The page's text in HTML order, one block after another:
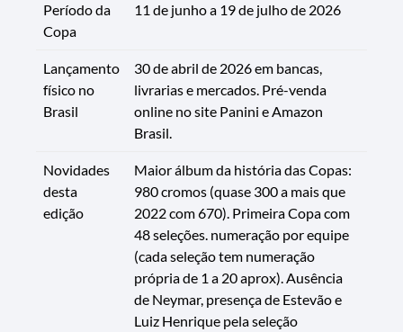
Período da
Copa
11 de junho a 19 de julho de 2026
Lançamento
físico no
Brasil
30 de abril de 2026 em bancas,
livrarias e mercados. Pré-venda
online no site Panini e Amazon
Brasil.
Novidades
desta
edição
Maior álbum da história das Copas:
980 cromos (quase 300 a mais que
2022 com 670). Primeira Copa com
48 seleções. numeração por equipe
(cada seleção tem numeração
própria de 1 a 20 aprox). Ausência
de Neymar, presença de Estevão e
Luiz Henrique pela seleção